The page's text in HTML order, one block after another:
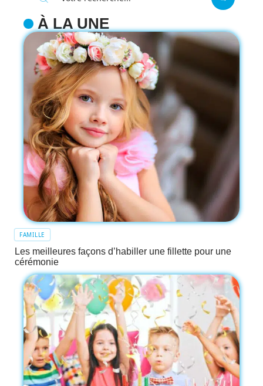
À LA UNE
FAMILLE
Les meilleures façons d’habiller une fillette pour une
cérémonie